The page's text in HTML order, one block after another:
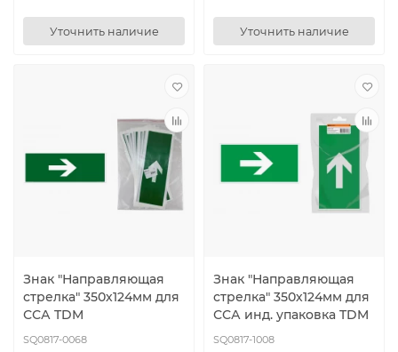
Уточнить наличие Уточнить наличие
Знак "Направляющая
стрелка" 350х124мм для
ССА TDM
SQ0817-0068
Знак "Направляющая
стрелка" 350х124мм для
ССА инд. упаковка TDM
SQ0817-1008